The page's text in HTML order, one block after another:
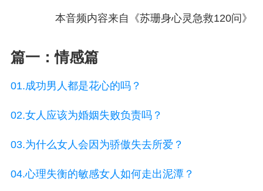
本音频内容来自《苏珊身心灵急救120问》
篇一：情感篇
01.成功男人都是花心的吗？
02.女人应该为婚姻失败负责吗？
03.为什么女人会因为骄傲失去所爱？
04.心理失衡的敏感女人如何走出泥潭？